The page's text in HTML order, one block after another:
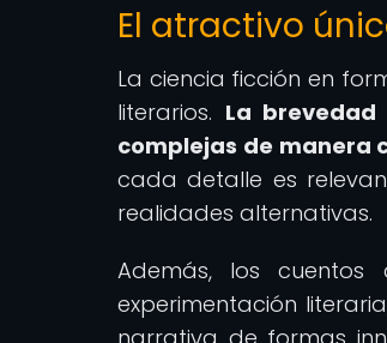
El atractivo
La ciencia ficción en
literarios. La
complejas de manera
cada detalle es
realidades alternativas.
Además, los
experimentación